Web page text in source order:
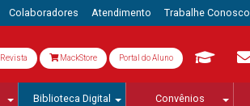
Colaboradores Atendimento Trabalhe Conosco
Revista MackStore Portal do Aluno
Biblioteca Digital Convênios